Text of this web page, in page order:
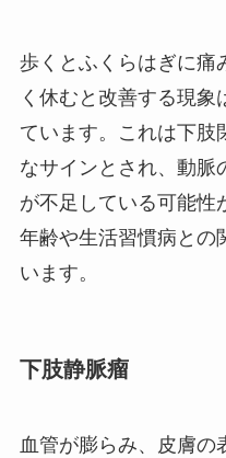
歩くとふくらはぎに痛
く休むと改善する現
ています。これは下肢
なサインとされ、動脈
が不足している可能性
年齢や生活習慣病との
います。
下肢静脈瘤
血管が膨らみ、皮膚の